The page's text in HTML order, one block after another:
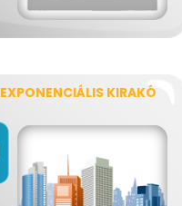
EXPONENCIÁLIS KIRAKÓ